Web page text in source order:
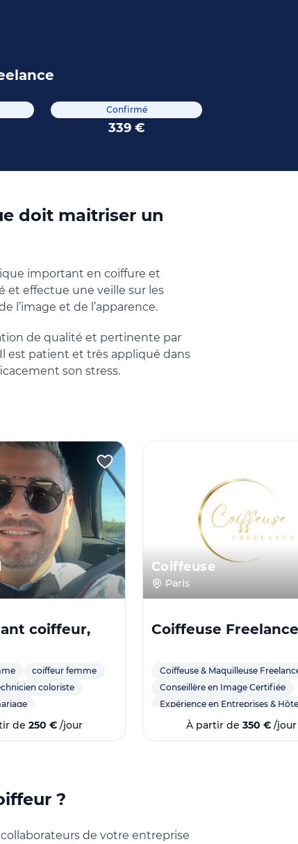
Confirmé
339 €
doit maitriser un
important en coiffure et
et effectue une veille sur les
l’image et de l’apparence.
de qualité et pertinente par
est patient et très appliqué dans
son stress.
coiffeur,
coiffeur femme
coloriste
de 250 € /jour
Coiffeuse
Paris
Coiffeuse Freelance
Coiffeuse & Maquilleuse
Conseillère en Image Certifiée
Expérience en Entreprises &
À partir de 350 € /jour
?
de votre entreprise